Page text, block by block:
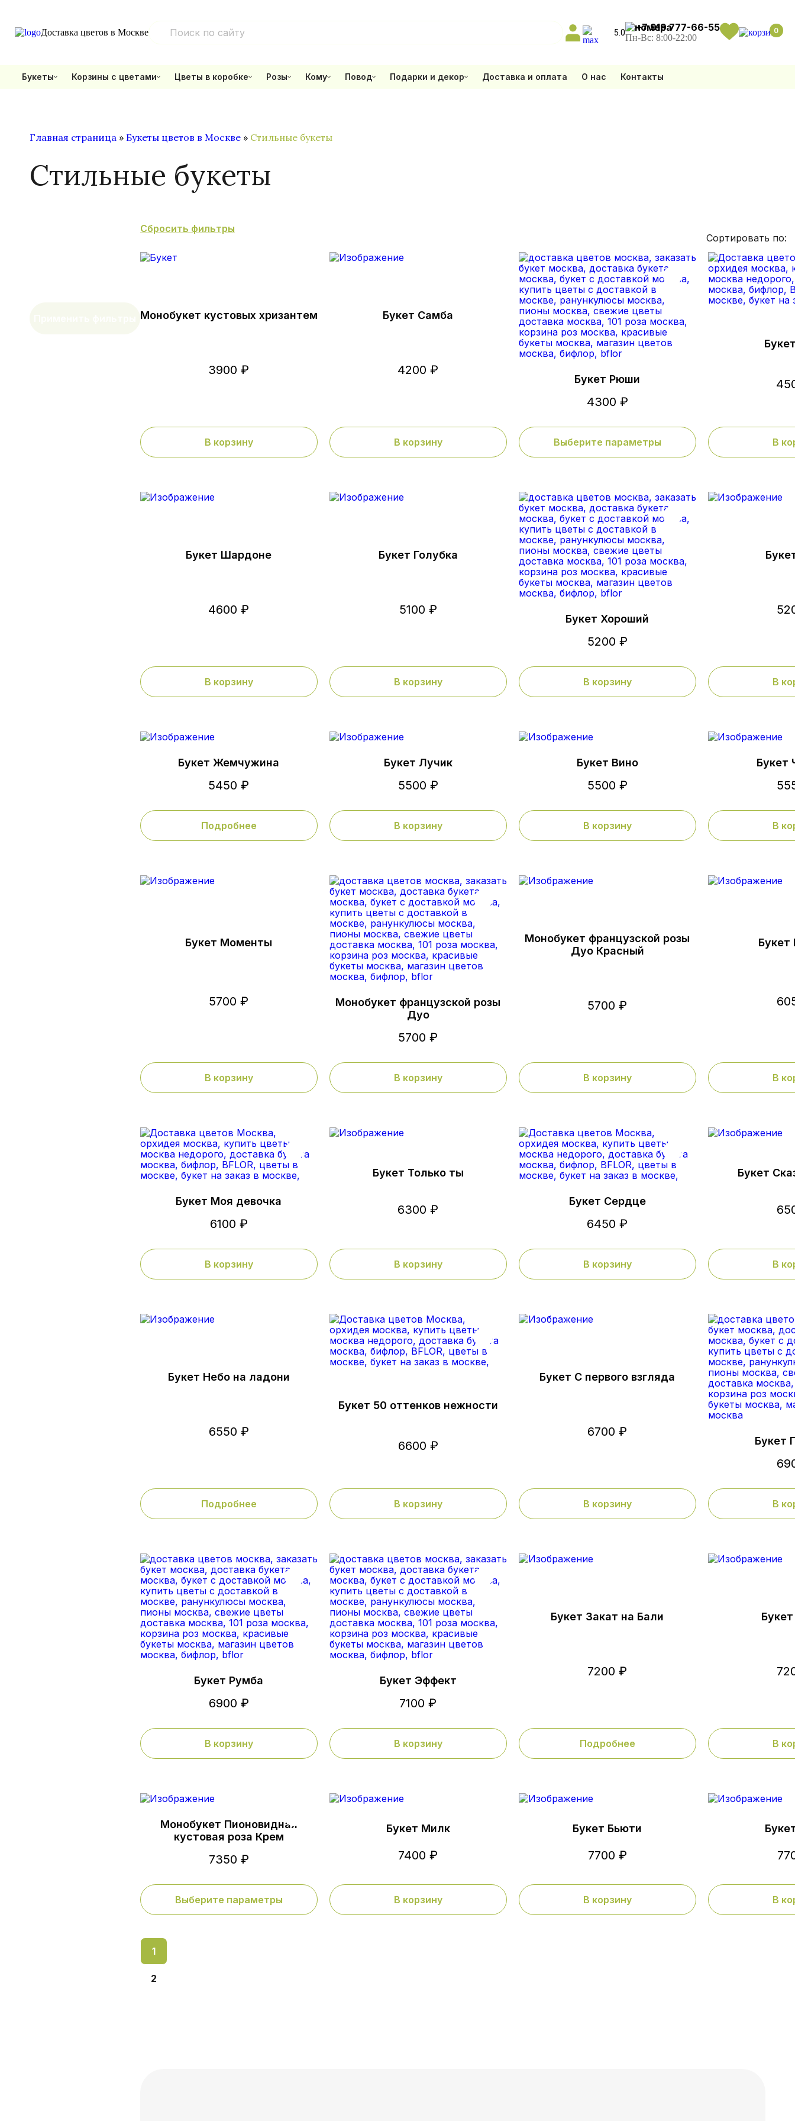
Доставка цветов в Москве 5.0 +7 919 777-66-55
Пн-Вс: 8:00-22:00
0
Букеты Корзины с цветами Цветы в коробке Розы Кому Повод Подарки и декор Доставка и оплата О нас Контакты
Главная страница » Букеты цветов в Москве » Стильные букеты
Стильные букеты
Сбросить фильтры
Сортировать по:
Монобукет кустовых хризантем
3900 ₽
В корзину
Букет Самба
4200 ₽
В корзину
Букет Рюши
4300 ₽
Выберите параметры В
Букет Шардоне
4600 ₽
В корзину
Букет Голубка
5100 ₽
В корзину
Букет Хороший
5200 ₽
В корзину В
Букет Жемчужина
5450 ₽
Подробнее
Букет Лучик
5500 ₽
В корзину
Букет Вино
5500 ₽
В корзину
Букет
В
Букет Моменты
5700 ₽
В корзину
Монобукет французской розы
Дуо
5700 ₽
В корзину
Монобукет французской розы
Дуо Красный
5700 ₽
В корзину
Букет
В
Букет Моя девочка
6100 ₽
В корзину
Букет Только ты
6300 ₽
В корзину
Букет Сердце
6450 ₽
В корзину
Букет
В
Букет Небо на ладони
6550 ₽
Подробнее
Букет 50 оттенков нежности
6600 ₽
В корзину
Букет С первого взгляда
6700 ₽
В корзину
Букет
В
Букет Румба
6900 ₽
В корзину
Букет Эффект
7100 ₽
В корзину
Букет Закат на Бали
7200 ₽
Подробнее В
Монобукет Пионовидная
кустовая роза Крем
7350 ₽
Выберите параметры
Букет Милк
7400 ₽
В корзину
Букет Бьюти
7700 ₽
В корзину В
1
2